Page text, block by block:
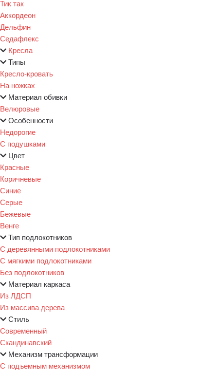
Тик так
Аккордеон
Дельфин
Седафлекс
Кресла
Типы
Кресло-кровать
На ножках
Материал обивки
Велюровые
Особенности
Недорогие
С подушками
Цвет
Красные
Коричневые
Синие
Серые
Бежевые
Венге
Тип подлокотников
С деревянными подлокотниками
С мягкими подлокотниками
Без подлокотников
Материал каркаса
Из ЛДСП
Из массива дерева
Стиль
Современный
Скандинавский
Механизм трансформации
С подъемным механизмом